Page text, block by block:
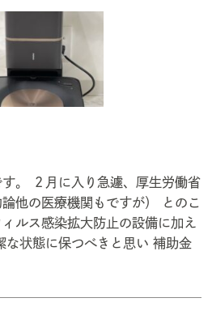
。 ２月に入り急遽、厚生労働省
他の医療機関もですが） とのこ
ルス感染拡大防止の設備に加え
な状態に保つべきと思い 補助金